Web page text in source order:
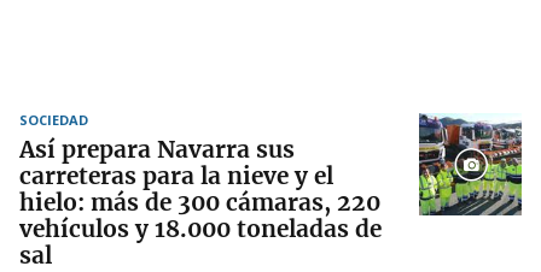
SOCIEDAD
Así prepara Navarra sus
carreteras para la nieve y el
hielo: más de 300 cámaras, 220
vehículos y 18.000 toneladas de
sal